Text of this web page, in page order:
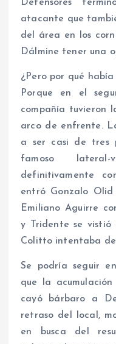
Defensores
atacante que
del área en los
Dálmine tener una
¿Pero por qué
Porque en el
compañía tuvieron
arco de enfrente.
a ser casi de tres
famoso
definitivamente
entró Gonzalo
Emiliano Aguirre
y Tridente se vistió
Colitto intentaba
Se podría seguir
que la
cayó bárbaro a
retraso del local,
en busca del